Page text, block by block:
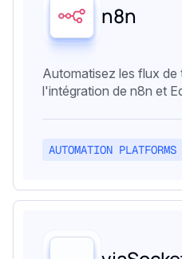
n8n
Automatisez les flux de
l'intégration de n8n et
AUTOMATION PLATFORMS